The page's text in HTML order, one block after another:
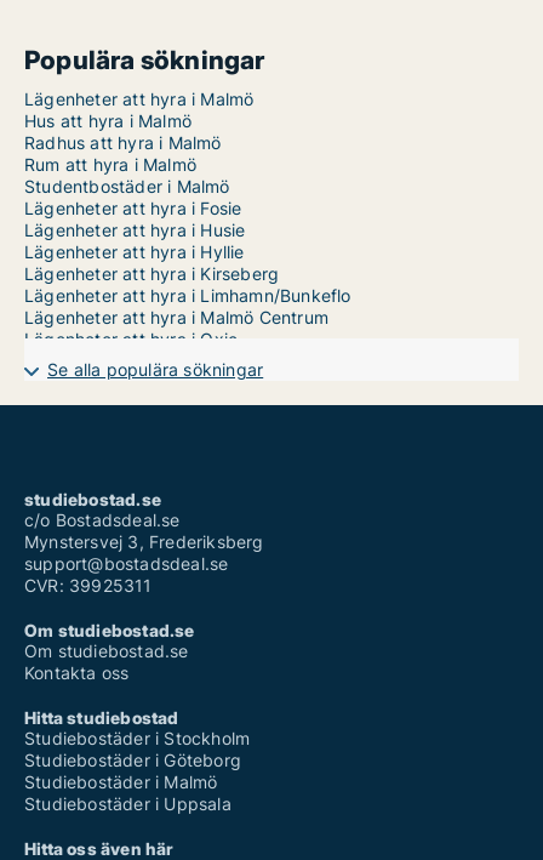
Populära sökningar
Lägenheter att hyra i Malmö
Hus att hyra i Malmö
Radhus att hyra i Malmö
Rum att hyra i Malmö
Studentbostäder i Malmö
Lägenheter att hyra i Fosie
Lägenheter att hyra i Husie
Lägenheter att hyra i Hyllie
Lägenheter att hyra i Kirseberg
Lägenheter att hyra i Limhamn/Bunkeflo
Lägenheter att hyra i Malmö Centrum
Lägenheter att hyra i Oxie
Lägenheter att hyra i Rosengård
Lägenheter att hyra i Sofielund
Se alla populära sökningar
studiebostad.se
c/o Bostadsdeal.se
Mynstersvej 3, Frederiksberg
support@bostadsdeal.se
CVR: 39925311
Om studiebostad.se
Om studiebostad.se
Kontakta oss
Hitta studiebostad
Studiebostäder i Stockholm
Studiebostäder i Göteborg
Studiebostäder i Malmö
Studiebostäder i Uppsala
Hitta oss även här